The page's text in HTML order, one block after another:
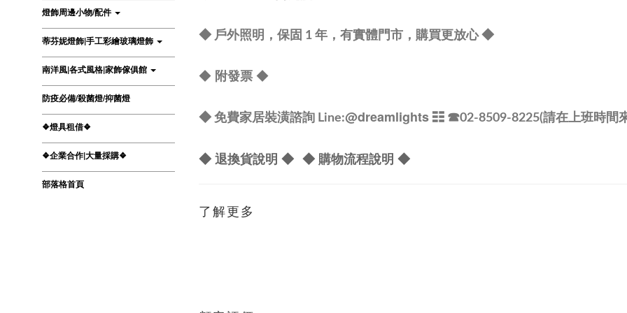
燈飾周邊小物/配件
蒂芬妮燈飾|手工彩繪玻璃燈飾
南洋風|各式風格|家飾傢俱館
防疫必備/殺菌燈/抑菌燈
❖燈具租借❖
❖企業合作|大量採購❖
部落格首頁
◆ 戶外照明，保固 1 年，有實體門市，購買更放心 ◆
◆ 附發票 ◆
◆ 免費家居裝潢諮詢 Line:@dreamlights ☷ ☎02-8509-8225(請在上班時間
◆ 退換貨說明 ◆ ◆ 購物流程說明 ◆
了解更多